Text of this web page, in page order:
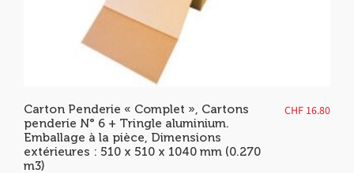
Carton Penderie « Complet », Cartons
penderie N° 6 + Tringle aluminium.
Emballage à la pièce, Dimensions
extérieures : 510 x 510 x 1040 mm (0.270
m3)
CHF 16.80